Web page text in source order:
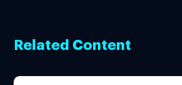
Related Content